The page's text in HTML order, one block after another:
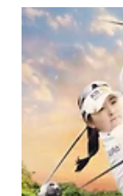
리 관람, 주차장에 대
한 관람이 될 것입니
단 2개의 대회만 남
서 개최됩니다. 11월
1..